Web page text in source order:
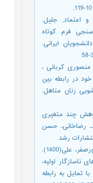
اعتماد, جلیل.
فرم کوتاه
ایرانی.
کربانی ،
خود در رابطه بین
زنان متاهل.
گارینو(2006). پژوهش چند متغیری
رضاخانی، حسن
نصیری جونقانی؛ اسغری، فرهاد؛ پورصفر، علی(1400).
اولیه،
تمایل به رابطه